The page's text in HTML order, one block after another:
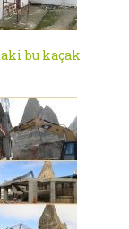
bu kaçak